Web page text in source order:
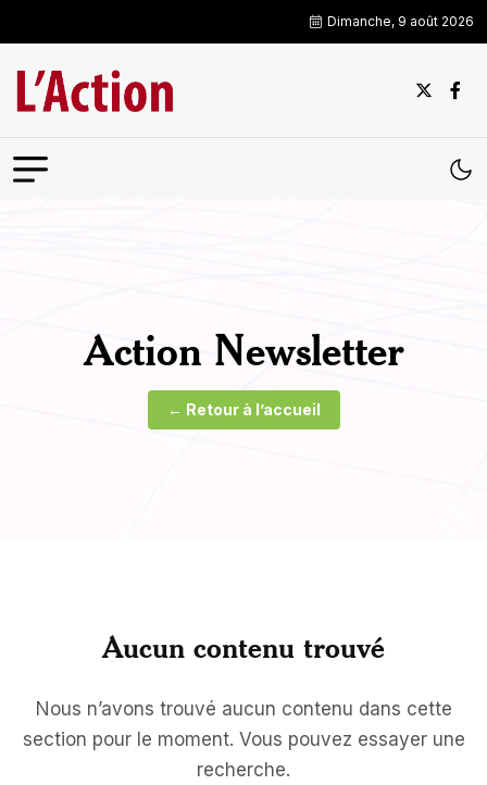
Dimanche, 9 août 2026
Action Newsletter
← Retour à l’accueil
Aucun contenu trouvé
Nous n’avons trouvé aucun contenu dans cette
section pour le moment. Vous pouvez essayer une
recherche.